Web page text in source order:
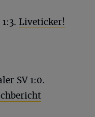
Liveticker!
SV 1:0.